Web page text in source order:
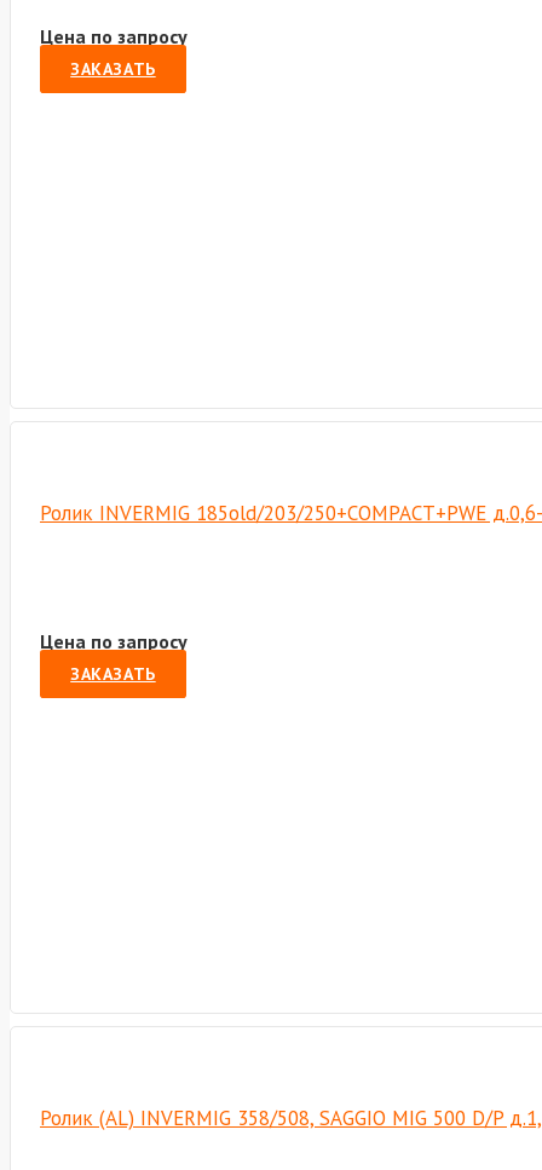
Цена по запросу
ЗАКАЗАТЬ
Ролик INVERMIG 185old/203/250+COMPACT+PWE
Цена по запросу
ЗАКАЗАТЬ
Ролик (AL) INVERMIG 358/508, SAGGIO MIG 500 D/P